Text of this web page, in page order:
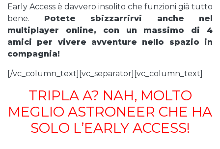
Early Access è davvero insolito che funzioni già tutto
bene. Potete sbizzarrirvi anche nel
multiplayer online, con un massimo di 4
amici per vivere avventure nello spazio in
compagnia!
[/vc_column_text][vc_separator][vc_column_text]
TRIPLA A? NAH, MOLTO
MEGLIO ASTRONEER CHE HA
SOLO L’EARLY ACCESS!